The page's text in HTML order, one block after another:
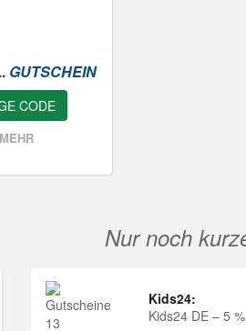
GUTSCHEIN
CODE
MEHR
Nur noch
Kids24:
Kids24 DE – 5 %